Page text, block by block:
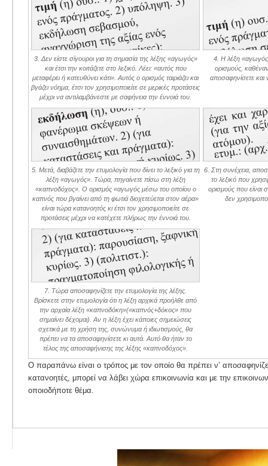
3. Δεν είστε σίγουροι για τη σημασία της λέξης «αγωγός»
και έτσι την κοιτάζετε στο λεξικό. Λέει: «αυτός που
μεταφέρει ή κατευθύνει κάτι». Αυτός ο ορισμός ταιριάζει και
βγάζει νόημα, έτσι τον χρησιμοποιείτε σε μερικές προτάσεις
μέχρι να αντιλαμβάνεστε με σαφήνεια την έννοιά του.
4. Η λέξη «αγωγός»
ορισμούς,
αποσαφηνίσετε και
5. Μετά, διαβάζετε την ετυμολογία που δίνει το λεξικό για τη
λέξη «αγωγός». Τώρα, πηγαίνετε πίσω στη λέξη
«καπνοδόχος». Ο ορισμός «αγωγός μέσω του οποίου ο
καπνός που βγαίνει από τη φωτιά διοχετεύεται στον αέρα»
είναι τώρα κατανοητός κι έτσι τον χρησιμοποιείτε σε
προτάσεις μέχρι να κατέχετε πλήρως την έννοιά του.
6. Στη συνέχεια,
το λεξικό που
ορισμούς που είναι
δεν
7. Τώρα αποσαφηνίζετε την ετυμολογία της λέξης.
Βρίσκετε στην ετυμολογία ότι η λέξη αρχικά προήλθε από
την αρχαία λέξη «καπνοδόκη»(«καπνός+δόκος» που
σημαίνει δέχομαι). Αν η λέξη έχει κάποιες σημειώσεις
σχετικά με τη χρήση της, συνώνυμα ή ιδιωτισμούς, θα
πρέπει να τα αποσαφηνίσετε κι αυτά. Αυτό θα ήταν το
τέλος της αποσαφήνισης της λέξης «καπνοδόχος».
Ο παραπάνω είναι ο τρόπος με τον οποίο θα πρέπει ν’
κατανοητές, μπορεί να λάβει χώρα επικοινωνία και με την
οποιοδήποτε θέμα.